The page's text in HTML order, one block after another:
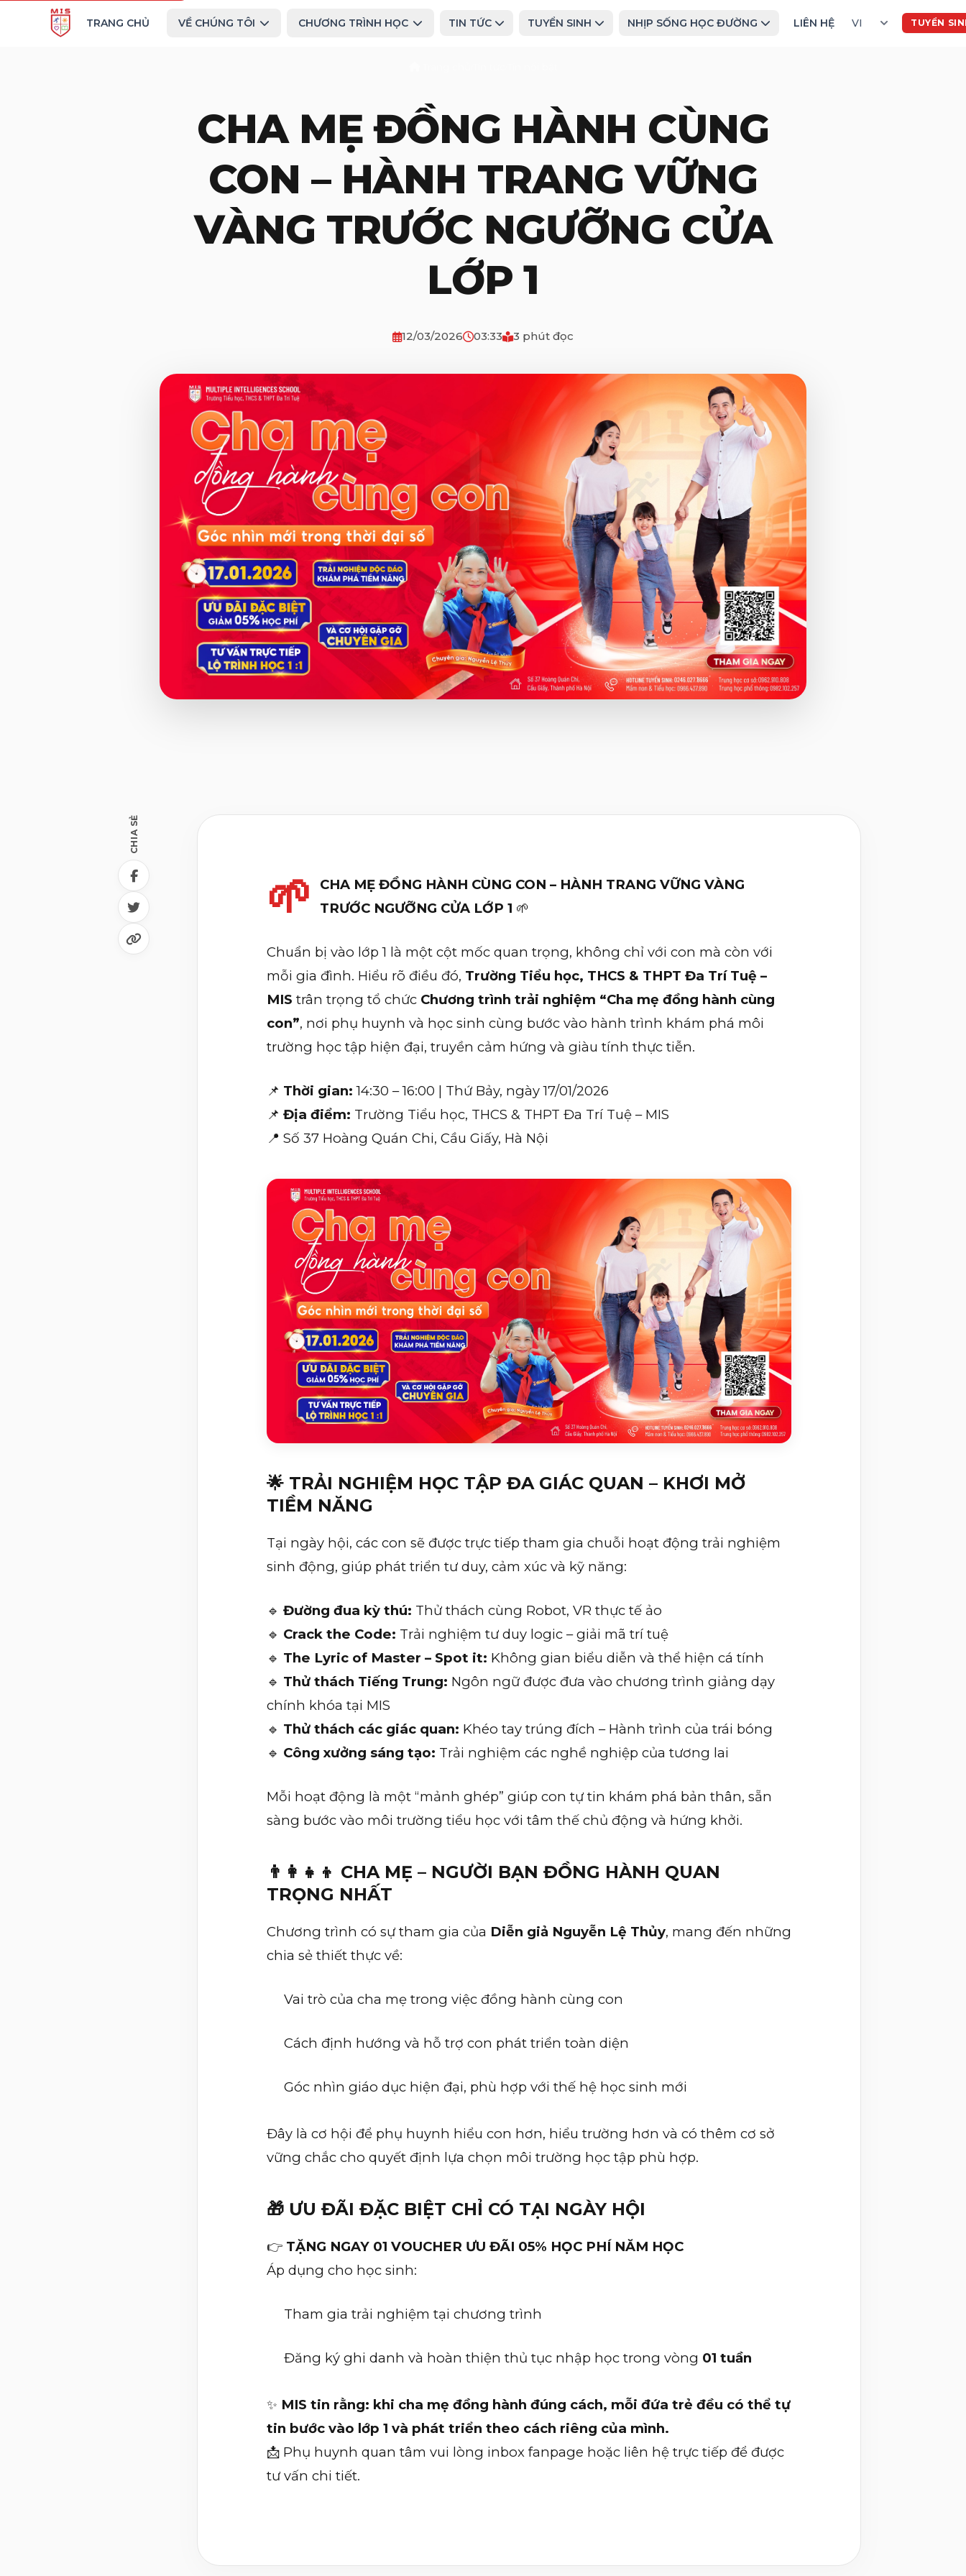
TRANG CHỦ VỀ CHÚNG TÔI CHƯƠNG TRÌNH HỌC TIN TỨC TUYỂN SINH NHỊP SỐNG HỌC ĐƯỜNG LIÊN HỆ TUYỂN
CHA MẸ ĐỒNG HÀNH CÙNG
CON – HÀNH TRANG VỮNG
VÀNG TRƯỚC NGƯỠNG CỬA
LỚP 1
12/03/2026 03:33 3 phút đọc
CHIA SẺ
🌱
CHA MẸ ĐỒNG HÀNH CÙNG CON – HÀNH TRANG VỮNG VÀNG
TRƯỚC NGƯỠNG CỬA LỚP 1 🌱
Chuẩn bị vào lớp 1 là một cột mốc quan trọng, không chỉ với con mà còn với
mỗi gia đình. Hiểu rõ điều đó, Trường Tiểu học, THCS & THPT Đa Trí Tuệ –
MIS trân trọng tổ chức Chương trình trải nghiệm “Cha mẹ đồng hành cùng
con”, nơi phụ huynh và học sinh cùng bước vào hành trình khám phá môi
trường học tập hiện đại, truyền cảm hứng và giàu tính thực tiễn.
📌 Thời gian: 14:30 – 16:00 | Thứ Bảy, ngày 17/01/2026
📌 Địa điểm: Trường Tiểu học, THCS & THPT Đa Trí Tuệ – MIS
📍 Số 37 Hoàng Quán Chi, Cầu Giấy, Hà Nội
🌟 TRẢI NGHIỆM HỌC TẬP ĐA GIÁC QUAN – KHƠI MỞ
TIỀM NĂNG
Tại ngày hội, các con sẽ được trực tiếp tham gia chuỗi hoạt động trải nghiệm
sinh động, giúp phát triển tư duy, cảm xúc và kỹ năng:
🔹 Đường đua kỳ thú: Thử thách cùng Robot, VR thực tế ảo
🔹 Crack the Code: Trải nghiệm tư duy logic – giải mã trí tuệ
🔹 The Lyric of Master – Spot it: Không gian biểu diễn và thể hiện cá tính
🔹 Thử thách Tiếng Trung: Ngôn ngữ được đưa vào chương trình giảng dạy
chính khóa tại MIS
🔹 Thử thách các giác quan: Khéo tay trúng đích – Hành trình của trái bóng
🔹 Công xưởng sáng tạo: Trải nghiệm các nghề nghiệp của tương lai
Mỗi hoạt động là một “mảnh ghép” giúp con tự tin khám phá bản thân, sẵn
sàng bước vào môi trường tiểu học với tâm thế chủ động và hứng khởi.
👨‍👩‍👧‍👦 CHA MẸ – NGƯỜI BẠN ĐỒNG HÀNH QUAN
TRỌNG NHẤT
Chương trình có sự tham gia của Diễn giả Nguyễn Lệ Thủy, mang đến những
chia sẻ thiết thực về:
Vai trò của cha mẹ trong việc đồng hành cùng con
Cách định hướng và hỗ trợ con phát triển toàn diện
Góc nhìn giáo dục hiện đại, phù hợp với thế hệ học sinh mới
Đây là cơ hội để phụ huynh hiểu con hơn, hiểu trường hơn và có thêm cơ sở
vững chắc cho quyết định lựa chọn môi trường học tập phù hợp.
🎁 ƯU ĐÃI ĐẶC BIỆT CHỈ CÓ TẠI NGÀY HỘI
👉 TẶNG NGAY 01 VOUCHER ƯU ĐÃI 05% HỌC PHÍ NĂM HỌC
Áp dụng cho học sinh:
Tham gia trải nghiệm tại chương trình
Đăng ký ghi danh và hoàn thiện thủ tục nhập học trong vòng 01 tuần
✨ MIS tin rằng: khi cha mẹ đồng hành đúng cách, mỗi đứa trẻ đều có thể tự
tin bước vào lớp 1 và phát triển theo cách riêng của mình.
📩 Phụ huynh quan tâm vui lòng inbox fanpage hoặc liên hệ trực tiếp để được
tư vấn chi tiết.